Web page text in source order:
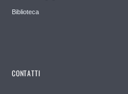
Biblioteca
CONTATTI